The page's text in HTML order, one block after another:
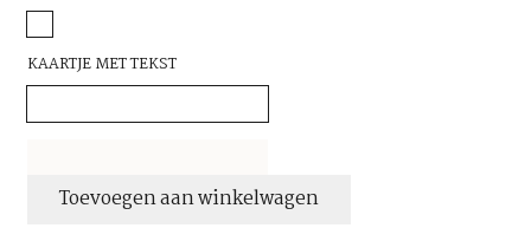
KAARTJE MET TEKST
handgemaakte
Toevoegen aan winkelwagen